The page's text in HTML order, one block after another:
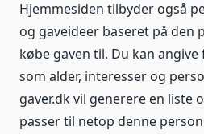
Hjemmesiden tilbyder også
og gaveideer baseret på den
købe gaven til. Du kan
som alder, interesser og
gaver.dk vil generere en liste
passer til netop denne